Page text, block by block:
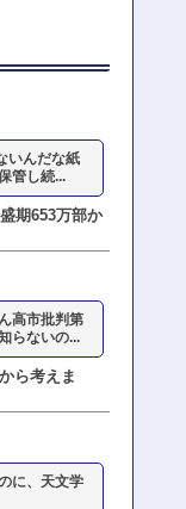
いんだな紙
管し続...
期653万部か
高市批判第
らないの...
ら考えま
に、天文学